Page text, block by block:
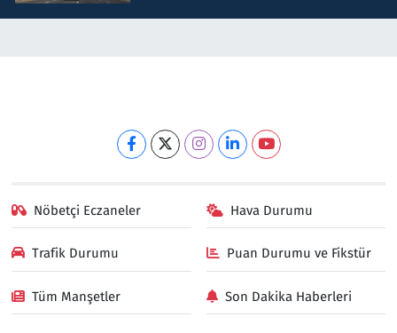
Nöbetçi Eczaneler Hava Durumu
Trafik Durumu Puan Durumu ve Fikstür
Tüm Manşetler Son Dakika Haberleri